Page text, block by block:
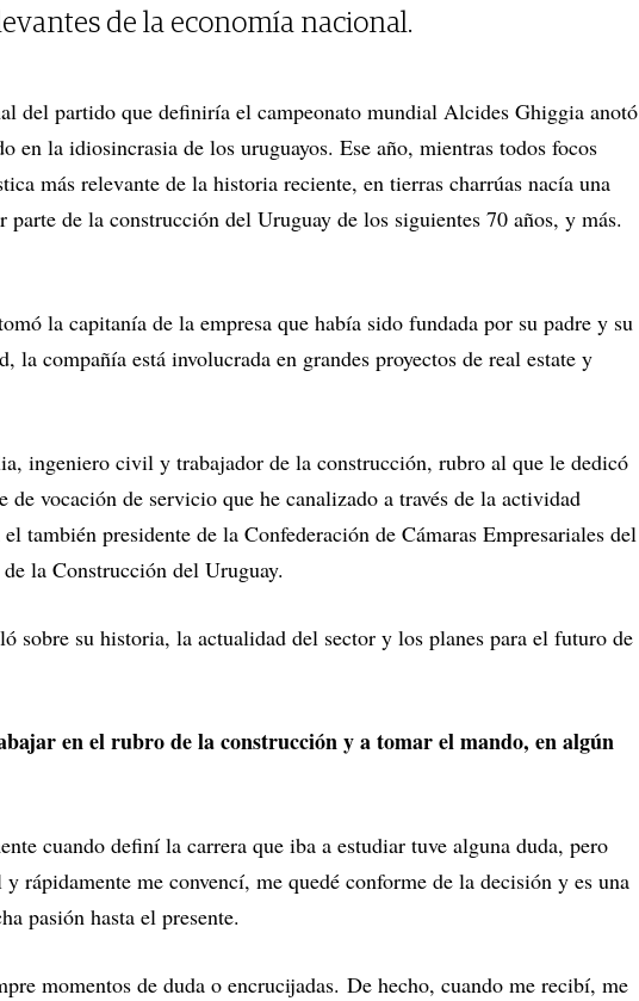
de la economía nacional.
del partido que definiría el campeonato mundial Alcides Ghiggia anotó
en la idiosincrasia de los uruguayos. Ese año, mientras todos focos
más relevante de la historia reciente, en tierras charrúas nacía una
parte de la construcción del Uruguay de los siguientes 70 años, y más.
la capitanía de la empresa que había sido fundada por su padre y su
compañía está involucrada en grandes proyectos de real estate y
ingeniero civil y trabajador de la construcción, rubro al que le dedicó
vocación de servicio que he canalizado a través de la actividad
también presidente de la Confederación de Cámaras Empresariales del
la Construcción del Uruguay.
sobre su historia, la actualidad del sector y los planes para el futuro de
en el rubro de la construcción y a tomar el mando, en algún
cuando definí la carrera que iba a estudiar tuve alguna duda, pero
rápidamente me convencí, me quedé conforme de la decisión y es una
pasión hasta el presente.
momentos de duda o encrucijadas. De hecho, cuando me recibí, me